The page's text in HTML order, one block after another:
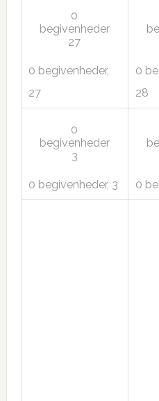
0
begivenheder
27
0 begivenheder,
27
0
28
0
begivenheder
3
0 begivenheder, 3 0